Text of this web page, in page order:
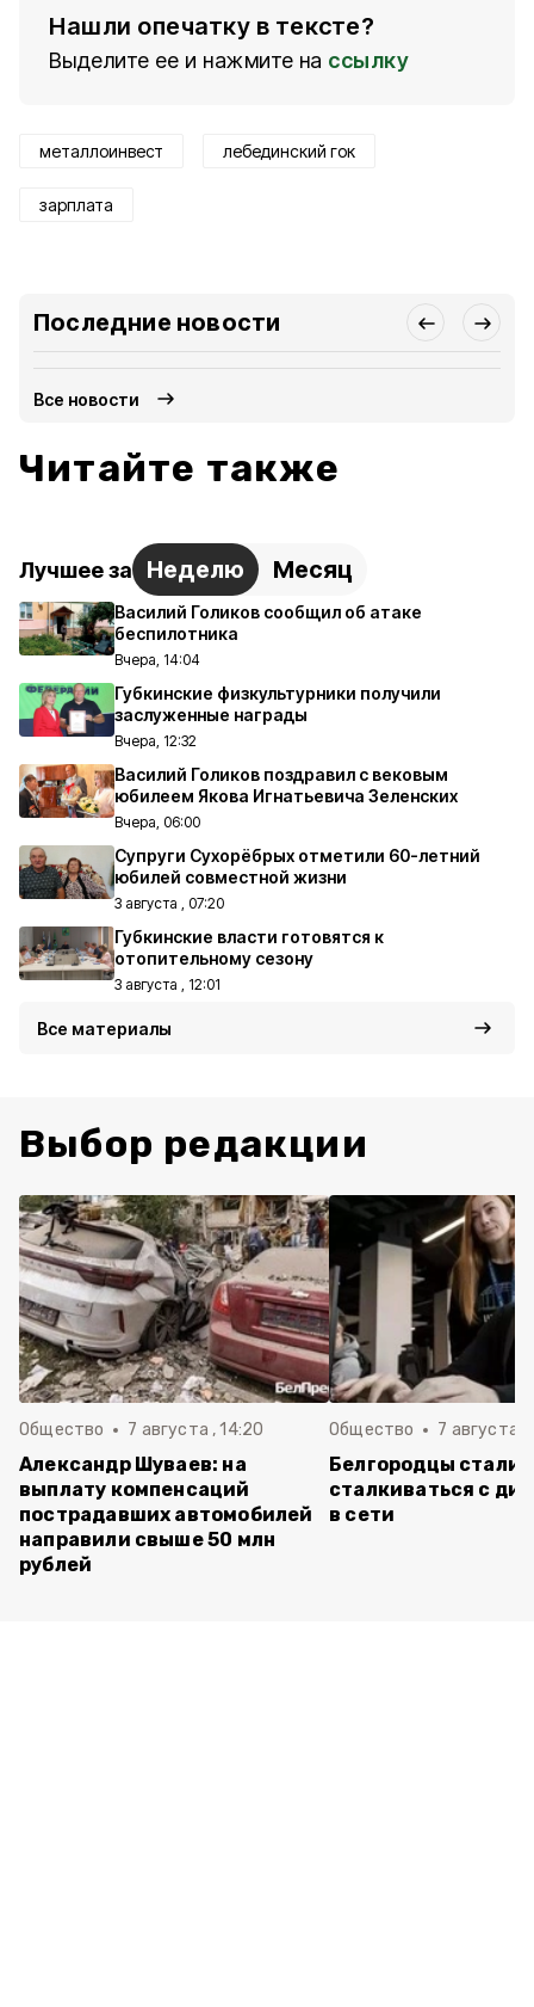
Нашли опечатку в тексте?
Выделите ее и нажмите на ссылку
металлоинвест лебединский гок
зарплата
Последние новости
Все новости
Читайте также
Лучшее за Неделю Месяц
Василий Голиков сообщил об атаке
беспилотника
Вчера, 14:04
Губкинские физкультурники получили
заслуженные награды
Вчера, 12:32
Василий Голиков поздравил с вековым
юбилеем Якова Игнатьевича Зеленских
Вчера, 06:00
Супруги Сухорёбрых отметили 60-летний
юбилей совместной жизни
3 августа , 07:20
Губкинские власти готовятся к
отопительному сезону
3 августа , 12:01
Все материалы
Выбор редакции
Общество 7 августа , 14:20
Александр Шуваев: на
выплату компенсаций
пострадавших автомобилей
направили свыше 50 млн
рублей
Общество 7 августа ,
Белгородцы стали
сталкиваться с
в сети